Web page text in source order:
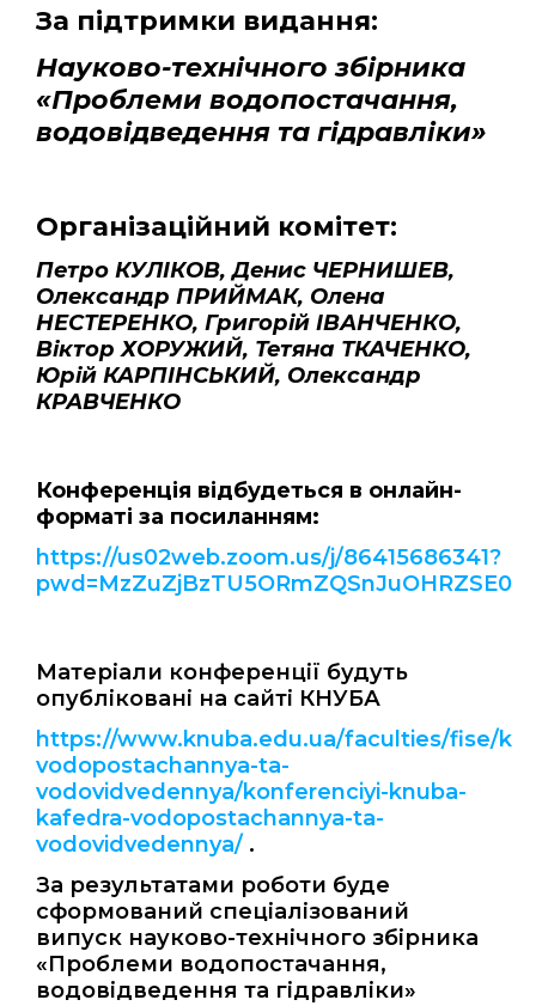
За підтримки видання:
Науково-технічного збірника
«Проблеми водопостачання,
водовідведення та гідравліки»
Організаційний комітет:
Петро КУЛІКОВ, Денис ЧЕРНИШЕВ,
Олександр ПРИЙМАК, Олена
НЕСТЕРЕНКО, Григорій ІВАНЧЕНКО,
Віктор ХОРУЖИЙ, Тетяна ТКАЧЕНКО,
Юрій КАРПІНСЬКИЙ, Олександр
КРАВЧЕНКО
Конференція відбудеться в онлайн-
форматі за посиланням:
https://us02web.zoom.us/j/86415686341?
Матеріали конференції будуть
опубліковані на сайті КНУБА
https://www.knuba.edu.ua/faculties/fise/
vodopostachannya-ta-
vodovidvedennya/konferenciyi-knuba-
kafedra-vodopostachannya-ta-
vodovidvedennya/ .
За результатами роботи буде
сформований спеціалізований
випуск науково-технічного збірника
«Проблеми водопостачання,
водовідведення та гідравліки»